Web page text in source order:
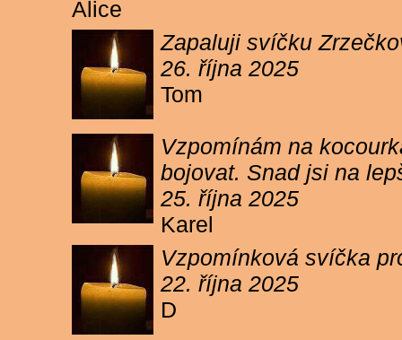
Alice
Zapaluji svíčku
26. října 2025
Tom
Vzpomínám na
bojovat. Snad jsi na
25. října 2025
Karel
Vzpomínková svíčka
22. října 2025
D